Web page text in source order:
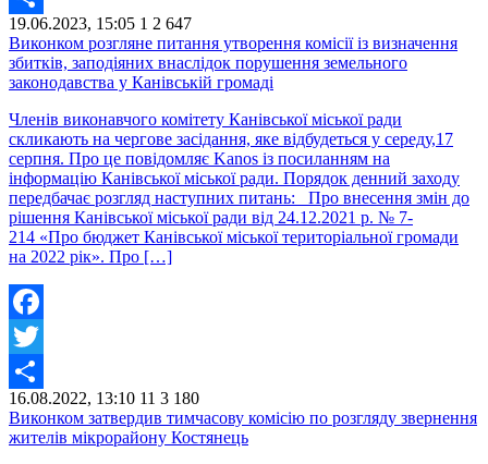
Share
19.06.2023, 15:05 1 2 647
Виконком розгляне питання утворення комісії із визначення
збитків, заподіяних внаслідок порушення земельного
законодавства у Канівській громаді
Членів виконавчого комітету Канівської міської ради
скликають на чергове засідання, яке відбудеться у середу,17
серпня. Про це повідомляє Kanos із посиланням на
інформацію Канівської міської ради. Порядок денний заходу
передбачає розгляд наступних питань: Про внесення змін до
рішення Канівської міської ради від 24.12.2021 р. № 7-
214 «Про бюджет Канівської міської територіальної громади
на 2022 рік». Про […]
Facebook
Twitter
Share
16.08.2022, 13:10 11 3 180
Виконком затвердив тимчасову комісію по розгляду звернення
жителів мікрорайону Костянець